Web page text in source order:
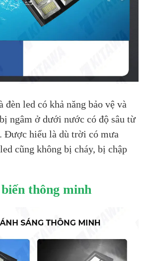
đèn led có khả năng bảo vệ và
ngâm ở dưới nước có độ sâu từ
Được hiểu là dù trời có mưa
cũng không bị cháy, bị chập
thông minh